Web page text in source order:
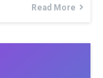
Read More